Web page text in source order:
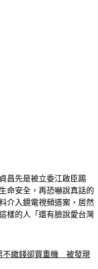
昌先是被立委江啟臣踢
命安全，再恐嚇說真話的
介入鏡電視頻道案，居然
樣的人「還有臉說愛台灣